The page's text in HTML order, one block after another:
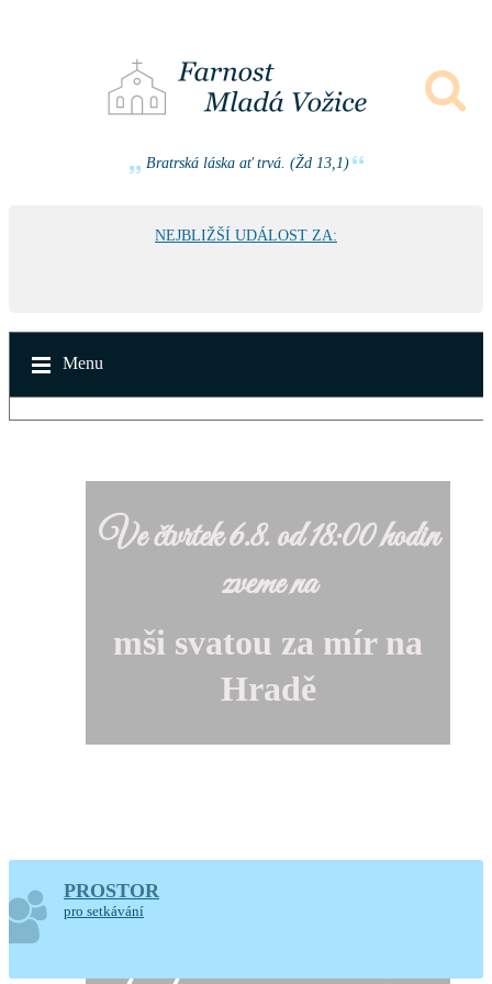
Bratrská láska ať trvá. (Žd 13,1)
NEJBLIŽŠÍ UDÁLOST ZA:
Menu
Ve čtvrtek 6.8. od 18:00 hodin
zveme na
mši svatou za mír na
Hradě
Farnost Mladá Vožice ve
spolupráci s městem zvou na
PROSTOR
pro setkávání